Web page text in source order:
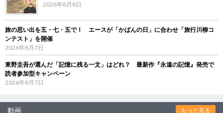
2026年8月8日
旅の思い出を五・七・五で！ エースが「かばんの日」に合わせ「旅行川柳コ
ンテスト」を開催
2026年8月7日
東野圭吾が選んだ「記憶に残る一文」はどれ？ 最新作『永遠の記憶』発売で
読者参加型キャンペーン
2026年8月7日
動画 もっと見る